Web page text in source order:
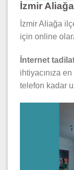
İzmir
İzmir Aliağa
için online
nternet
ihtiyacınıza
telefon kadar